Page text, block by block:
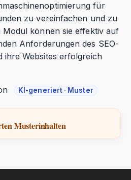
für
zu vereinfachen und zu
Modul können sie effektiv auf
Anforderungen des SEO-
ihre Websites erfolgreich
KI-generiert · Muster
Musterinhalten